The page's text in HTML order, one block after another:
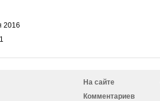
2016
На сайте
Комментариев